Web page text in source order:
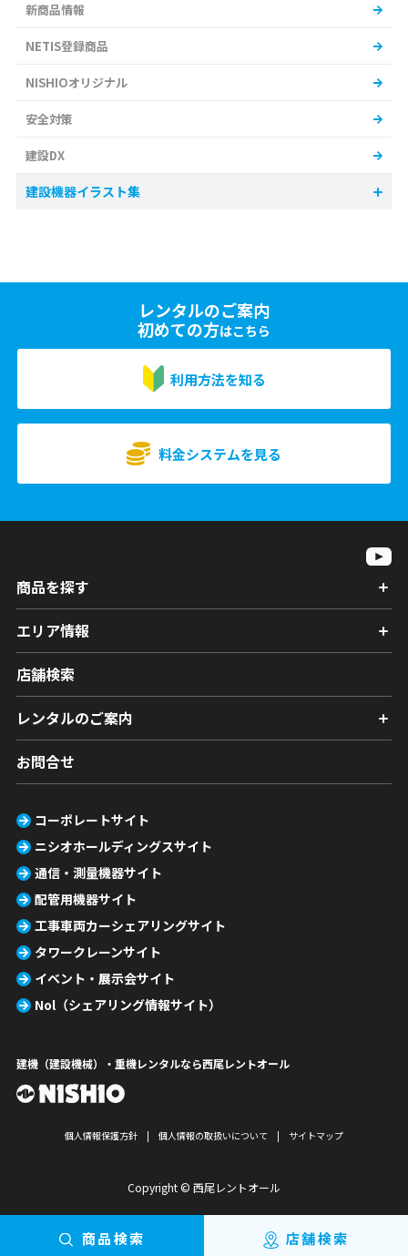
新商品情報
NETIS登録商品
NISHIOオリジナル
安全対策
建設DX
建設機器イラスト集
レンタルのご案内
初めての方はこちら
利用方法を知る
料金システムを見る
商品検索 店舗検索
商品を探す
エリア情報
店舗検索
レンタルのご案内
お問合せ
コーポレートサイト
ニシオホールディングスサイト
通信・測量機器サイト
配管用機器サイト
工事車両カーシェアリングサイト
タワークレーンサイト
イベント・展示会サイト
Nol（シェアリング情報サイト）
建機（建設機械）・重機レンタルなら西尾レントオール
個人情報保護方針 個人情報の取扱いについて サイトマップ
Copyright © 西尾レントオール